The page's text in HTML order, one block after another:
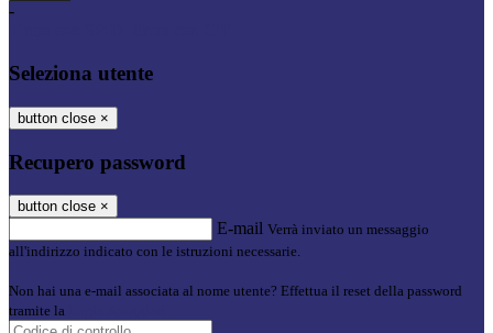
-
Seleziona utente
button close ×
Recupero password
button close ×
E-mail Verrà inviato un messaggio
all'indirizzo indicato con le istruzioni necessarie.
Non hai una e-mail associata al nome utente? Effettua il reset della password
tramite la